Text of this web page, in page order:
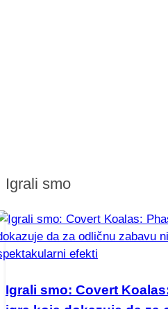
Igrali smo
Igrali smo: Covert